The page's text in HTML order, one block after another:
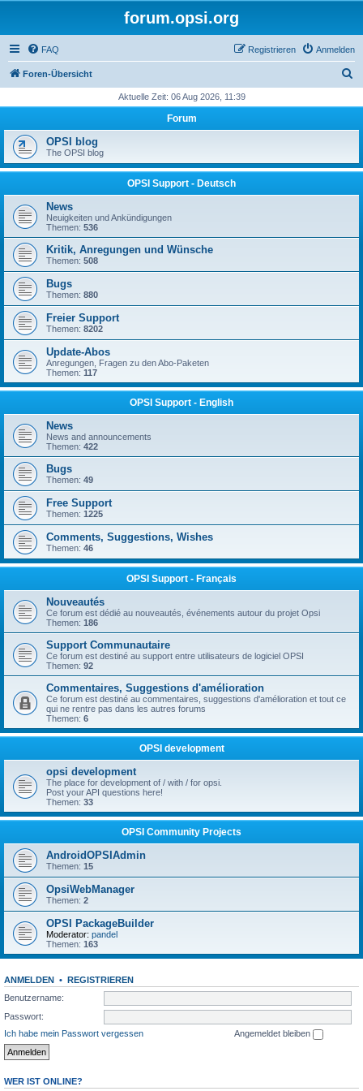
forum.opsi.org
FAQ Anmelden
Registrieren
Foren-Übersicht
h
Aktuelle Zeit: 06 Aug 2026, 11:39
Forum
OPSI blog
The OPSI blog
OPSI Support - Deutsch
News
Neuigkeiten und Ankündigungen
Themen: 536
Kritik, Anregungen und Wünsche
Themen: 508
Bugs
Themen: 880
Freier Support
Themen: 8202
Update-Abos
Anregungen, Fragen zu den Abo-Paketen
Themen: 117
OPSI Support - English
News
News and announcements
Themen: 422
Bugs
Themen: 49
Free Support
Themen: 1225
Comments, Suggestions, Wishes
Themen: 46
OPSI Support - Français
Nouveautés
Ce forum est dédié au nouveautés, événements autour du projet Opsi
Themen: 186
Support Communautaire
Ce forum est destiné au support entre utilisateurs de logiciel OPSI
Themen: 92
Commentaires, Suggestions d'amélioration
Ce forum est destiné au commentaires, suggestions d'amélioration et tout ce
qui ne rentre pas dans les autres forums
Themen: 6
OPSI development
opsi development
The place for development of / with / for opsi.
Post your API questions here!
Themen: 33
OPSI Community Projects
AndroidOPSIAdmin
Themen: 15
OpsiWebManager
Themen: 2
OPSI PackageBuilder
Moderator: pandel
Themen: 163
ANMELDEN • REGISTRIEREN
Benutzername:
Passwort:
Ich habe mein Passwort vergessen
Angemeldet bleiben
WER IST ONLINE?